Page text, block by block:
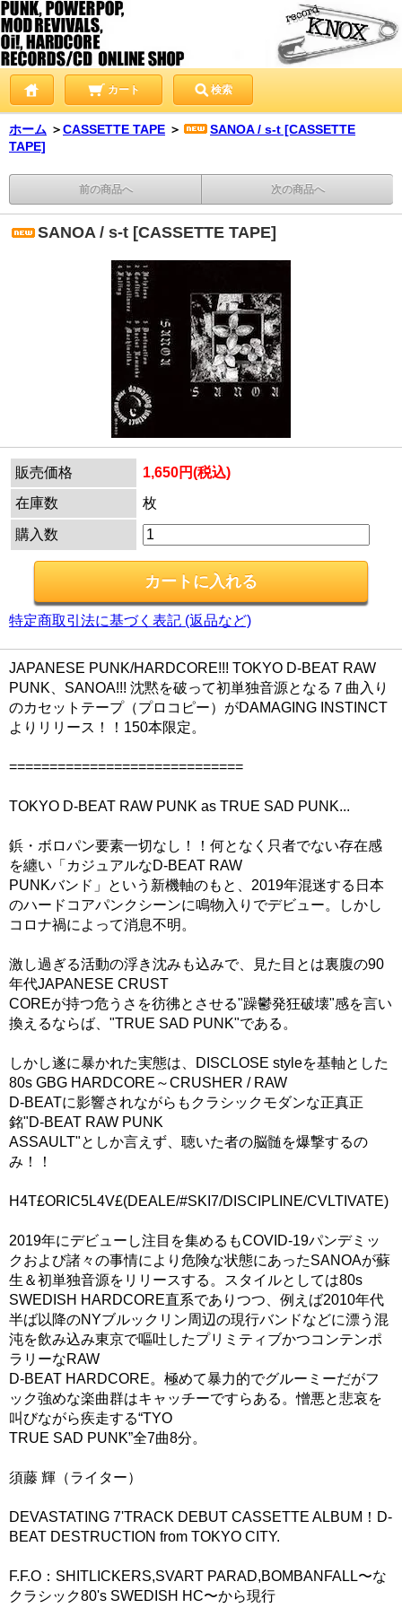
カート 検索
ホーム ＞CASSETTE TAPE ＞
SANOA / s-t [CASSETTE
TAPE]
前の商品へ 次の商品へ
SANOA / s-t [CASSETTE TAPE]
販売価格
1,650円(税込)
在庫数
枚
購入数
特定商取引法に基づく表記 (返品など)
JAPANESE PUNK/HARDCORE!!! TOKYO D-BEAT RAW
PUNK、SANOA!!! 沈黙を破って初単独音源となる７曲入り
のカセットテープ（プロコピー）がDAMAGING INSTINCT
よりリリース！！150本限定。
=============================
TOKYO D-BEAT RAW PUNK as TRUE SAD PUNK...
鋲・ボロパン要素一切なし！！何となく只者でない存在感
を纏い「カジュアルなD-BEAT RAW
PUNKバンド」という新機軸のもと、2019年混迷する日本
のハードコアパンクシーンに鳴物入りでデビュー。しかし
コロナ禍によって消息不明。
激し過ぎる活動の浮き沈みも込みで、見た目とは裏腹の90
年代JAPANESE CRUST
COREが持つ危うさを彷彿とさせる"躁鬱発狂破壊"感を言い
換えるならば、"TRUE SAD PUNK"である。
しかし遂に暴かれた実態は、DISCLOSE styleを基軸とした
80s GBG HARDCORE～CRUSHER / RAW
D-BEATに影響されながらもクラシックモダンな正真正
銘"D-BEAT RAW PUNK
ASSAULT"としか言えず、聴いた者の脳髄を爆撃するの
み！！
H4T£ORIC5L4V£(DEALE/#SKI7/DISCIPLINE/CVLTIVATE)
2019年にデビューし注目を集めるもCOVID-19パンデミッ
クおよび諸々の事情により危険な状態にあったSANOAが蘇
生＆初単独音源をリリースする。スタイルとしては80s
SWEDISH HARDCORE直系でありつつ、例えば2010年代
半ば以降のNYブルックリン周辺の現行バンドなどに漂う混
沌を飲み込み東京で嘔吐したプリミティブかつコンテンポ
ラリーなRAW
D-BEAT HARDCORE。極めて暴力的でグルーミーだがフ
ック強めな楽曲群はキャッチーですらある。憎悪と悲哀を
叫びながら疾走する“TYO
TRUE SAD PUNK”全7曲8分。
須藤 輝（ライター）
DEVASTATING 7'TRACK DEBUT CASSETTE ALBUM！D-
BEAT DESTRUCTION from TOKYO CITY.
F.F.O：SHITLICKERS,SVART PARAD,BOMBANFALL〜な
クラシック80's SWEDISH HC〜から現行